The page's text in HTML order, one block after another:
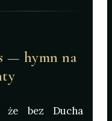
— hymn na
że bez Ducha